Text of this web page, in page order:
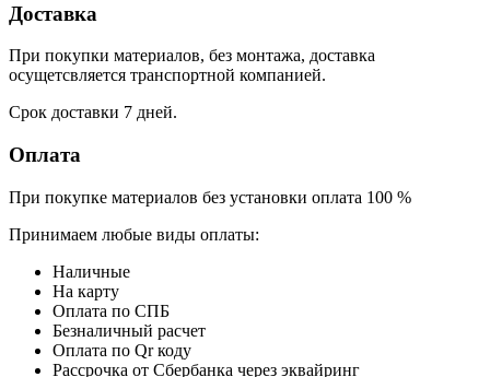
Доставка
При покупки материалов, без монтажа, доставка
осущетсвляется транспортной компанией.
Срок доставки 7 дней.
Оплата
При покупке материалов без установки оплата 100 %
Принимаем любые виды оплаты:
Наличные
На карту
Оплата по СПБ
Безналичный расчет
Оплата по Qr коду
Рассрочка от Сбербанка через эквайринг